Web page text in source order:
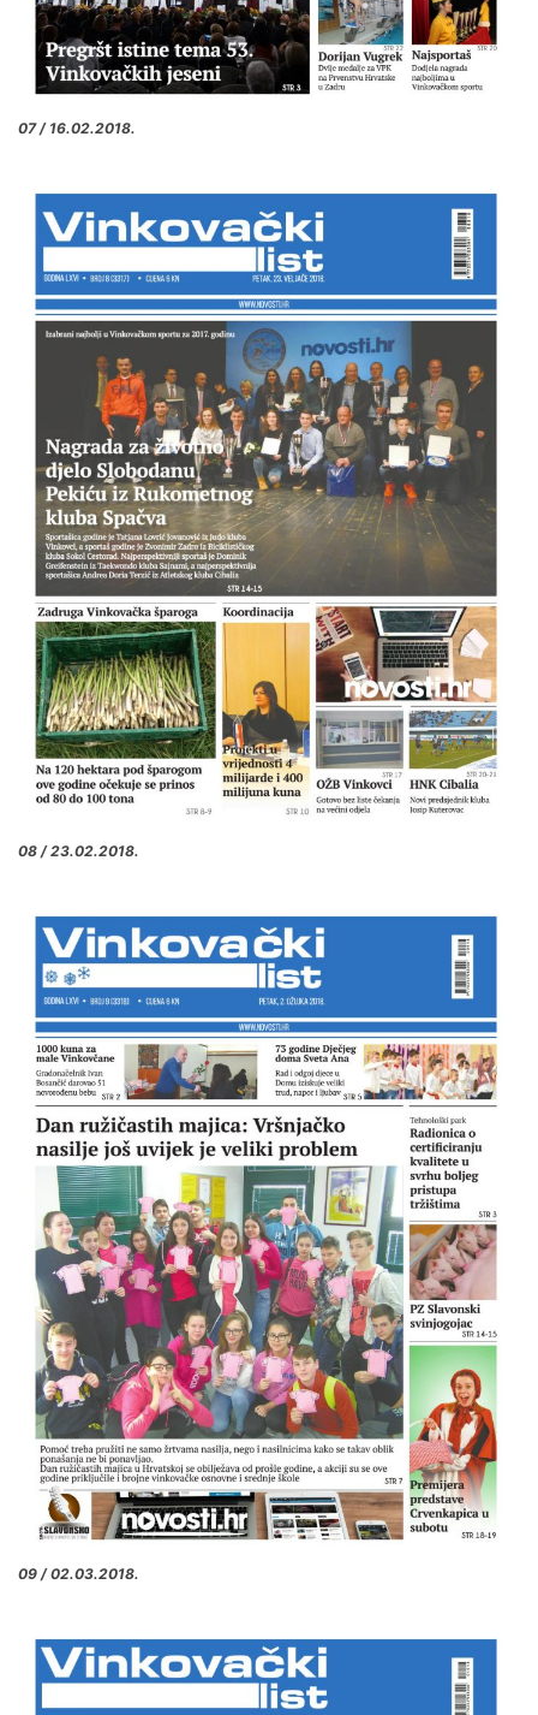
07 / 16.02.2018.
08 / 23.02.2018.
09 / 02.03.2018.